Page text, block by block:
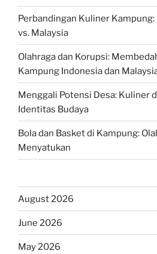
Perbandingan Kuliner
vs. Malaysia
Olahraga dan Korupsi:
Kampung Indonesia dan
Menggali Potensi Desa: Kuliner
Identitas Budaya
Bola dan Basket di Kampung:
Menyatukan
August 2026
June 2026
May 2026